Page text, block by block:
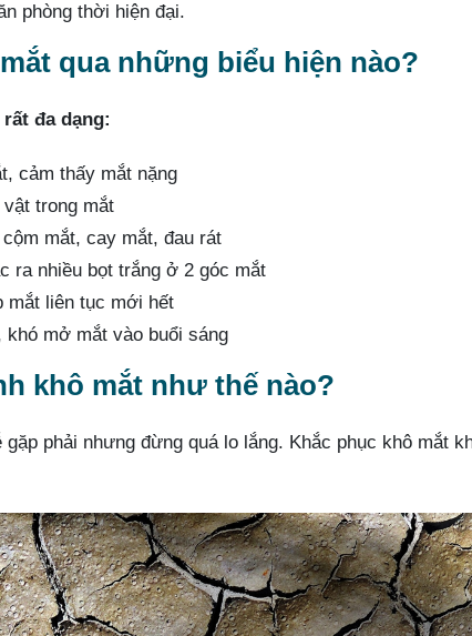
phòng thời hiện đại.
qua những biểu hiện nào?
đa dạng:
cảm thấy mắt nặng
trong mắt
mắt, cay mắt, đau rát
ra nhiều bọt trắng ở 2 góc mắt
mắt liên tục mới hết
khó mở mắt vào buổi sáng
khô mắt như thế nào?
gặp phải nhưng đừng quá lo lắng. Khắc phục khô mắt